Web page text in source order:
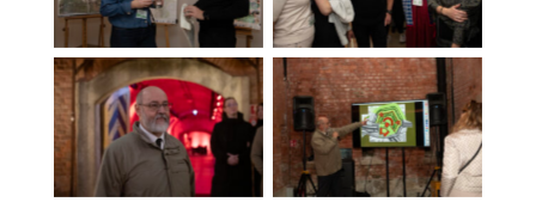
Brak podpisu Brak podpisu